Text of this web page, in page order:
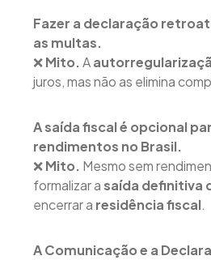
Fazer a declaração
as multas.
❌Mito.A
juros, mas não as elimina
A saída fiscal é opcional
rendimentos no Brasil.
❌Mito. Mesmo sem
formalizar asaída definitiva
encerrar a residência fiscal.
A Comunicação e a